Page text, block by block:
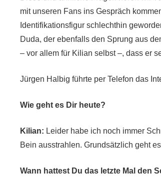
mit unseren Fans ins Gespräch
Identifikationsfigur schlechthin
Duda, der ebenfalls den Sprung aus
– vor allem für Kilian selbst –, dass er
Jürgen Halbig führte per Telefon das
Wie geht es Dir heute?
Kilian: Leider habe ich noch immer
Bein ausstrahlen. Grundsätzlich geht
Wann hattest Du das letzte Mal den